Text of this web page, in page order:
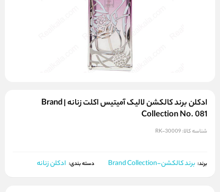
ادکلن برند کالکشن لالیک آمیتیس اکلت زنانه | Brand
Collection No. 081
شناسه کالا: RK-30009
برند: برند کالکشن-Brand Collection دسته بندی: ادکلن زنانه